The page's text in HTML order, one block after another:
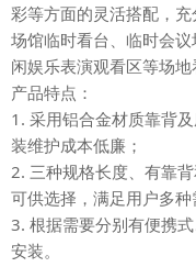
彩等方面的灵活搭配，
场馆临时看台、临时会
闲娱乐表演观看区等场地
产品特点：
1. 采用铝合金材质靠背
装维护成本低廉；
2. 三种规格长度、有靠
可供选择，满足用户多种
3. 根据需要分别有便携
安装。